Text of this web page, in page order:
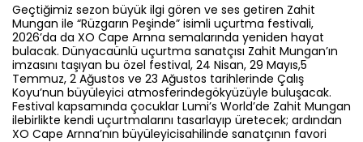
Geçtiğimiz sezon büyük ilgi gören ve ses getiren Zahit
Mungan ile “Rüzgarın Peşinde” isimli uçurtma festivali,
2026’da da XO Cape Arnna semalarında yeniden hayat
bulacak. Dünyacaünlü uçurtma sanatçısı Zahit Mungan’ın
imzasını taşıyan bu özel festival, 24 Nisan, 29 Mayıs,5
Temmuz, 2 Ağustos ve 23 Ağustos tarihlerinde Çalış
Koyu’nun büyüleyici atmosferindegökyüzüyle buluşacak.
Festival kapsamında çocuklar Lumi’s World’de Zahit Mungan
ilebirlikte kendi uçurtmalarını tasarlayıp üretecek; ardından
XO Cape Arnna’nın büyüleyicisahilinde sanatçının favori